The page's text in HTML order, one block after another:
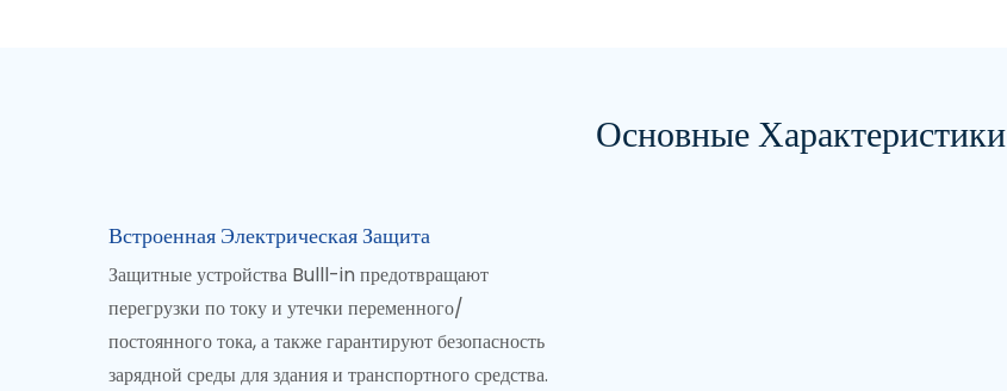
Основные Характеристики
Встроенная Электрическая Защита
Защитные устройства Bulll-in предотвращают
перегрузки по току и утечки переменного/
постоянного тока, а также гарантируют безопасность
зарядной среды для здания и транспортного средства.